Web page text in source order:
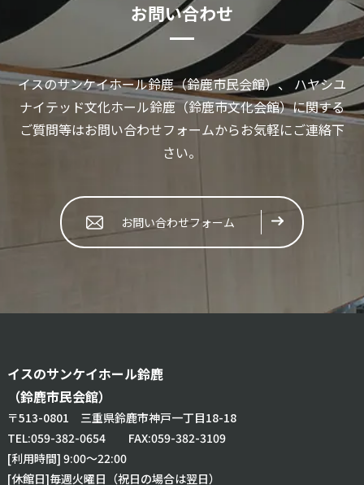
お問い合わせ
イスのサンケイホール鈴鹿（鈴鹿市民会館）、 ハヤシユ
ナイテッド文化ホール鈴鹿（鈴鹿市文化会館）に関する
ご質問等はお問い合わせフォームからお気軽にご連絡下
さい。
お問い合わせフォーム
イスのサンケイホール鈴鹿
（鈴鹿市民会館）
〒513-0801 三重県鈴鹿市神戸一丁目18-18
TEL:059-382-0654FAX:059-382-3109
[利用時間] 9:00～22:00
[休館日]毎週火曜日（祝日の場合は翌日）